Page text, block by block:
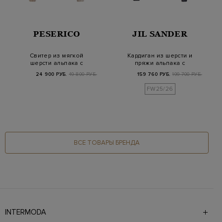
PESERICO
Свитер из мягкой
шерсти альпака с
пайеткам…
24 900 РУБ. 49 800 РУБ.
JIL SANDER
Кардиган из шерсти и
пряжи альпака с
159 760 РУБ. 199 700 РУБ.
FW25/26
ВСЕ ТОВАРЫ БРЕНДА
INTERMODA